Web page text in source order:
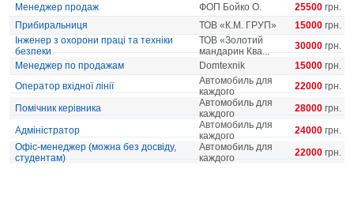
Менеджер продаж
ФОП Бойко О. 25500 грн.
Прибиральниця
ТОВ «К.М. ГРУП» 15000 грн.
Інженер з охорони праці та техніки
безпеки
ТОВ «Золотий
мандарин Ква...
30000 грн.
Менеджер по продажам
Domtexnik 15000 грн.
Оператор вхідної лінії
Автомобиль для
каждого
22000 грн.
Помічник керівника
Автомобиль для
каждого
28000 грн.
Адміністратор
Автомобиль для
каждого
24000 грн.
Офіс-менеджер (можна без досвіду,
студентам)
Автомобиль для
каждого
22000 грн.